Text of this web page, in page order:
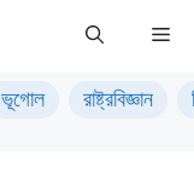
ভূগোল রাষ্ট্রবিজ্ঞান